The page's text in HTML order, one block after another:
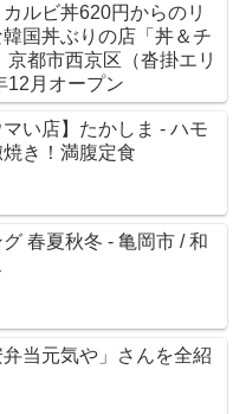
カルビ丼620円からのリ
国丼ぶりの店「丼＆チ
京都市西京区（沓掛エリ
12月オープン
マい店】たかしま - ハモ
き！満腹定食
春夏秋冬 - 亀岡市 / 和
当元気や」さんを全紹